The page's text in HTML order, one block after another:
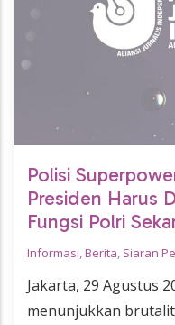
Polisi
Presiden Harus
Fungsi Polri
Informasi,Berita, Siaran
Jakarta, 29 Agustus
menunjukkan